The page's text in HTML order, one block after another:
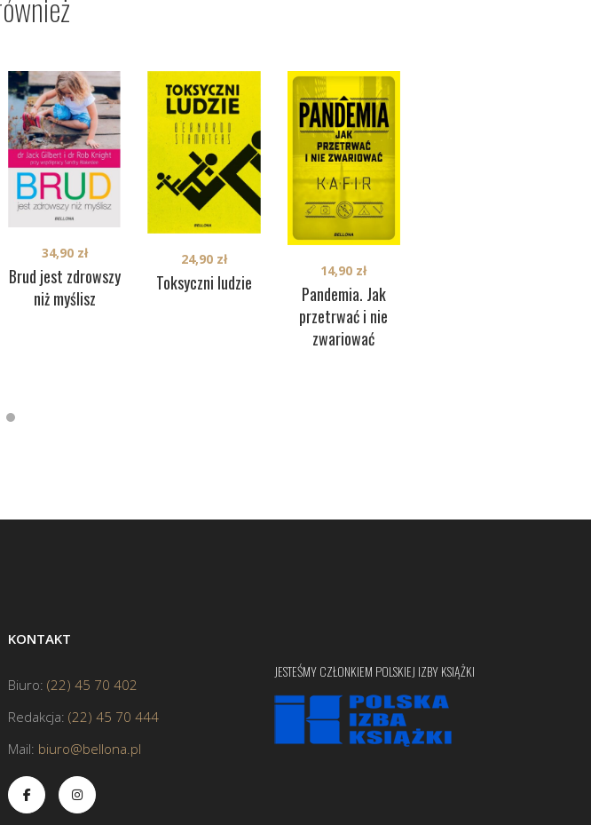
Brud jest zdrowszy
niż myślisz
34,90 zł
Toksyczni ludzie
24,90 zł
Pandemia. Jak
przetrwać i nie
zwariować
14,90 zł
KONTAKT
Biuro: (22) 45 70 402
Redakcja: (22) 45 70 444
Mail: biuro@bellona.pl
JESTEŚMY CZŁONKIEM POLSKIEJ IZBY KSIĄŻKI